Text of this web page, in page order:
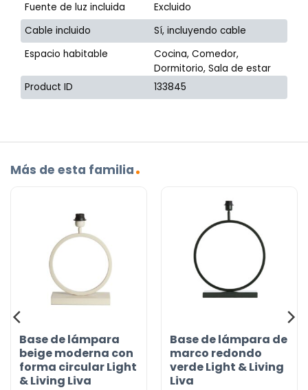
Fuente de luz incluida
Excluido
Cable incluido
Sí, incluyendo cable
Espacio habitable
Cocina, Comedor,
Dormitorio, Sala de estar
Product ID
133845
Más de esta familia
Base de lámpara
beige moderna con
forma circular Light
& Living Liva
Base de lámpara de
marco redondo
verde Light & Living
Liva